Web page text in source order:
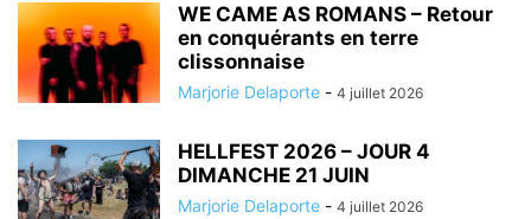
WE CAME AS ROMANS – Retour
en conquérants en terre
clissonnaise
Marjorie Delaporte - 4 juillet 2026
HELLFEST 2026 – JOUR 4
DIMANCHE 21 JUIN
Marjorie Delaporte - 4 juillet 2026